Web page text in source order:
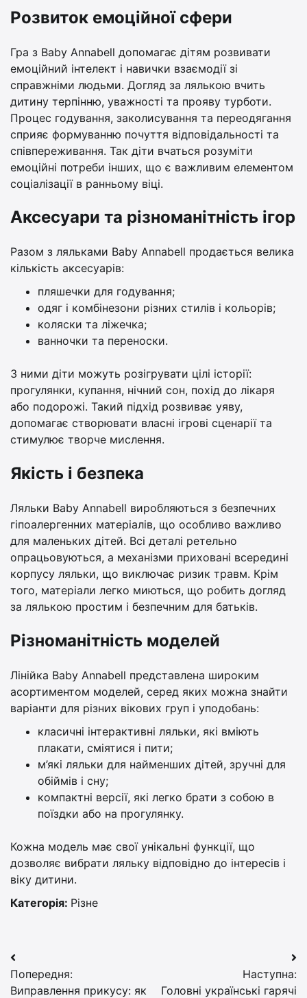
Розвиток емоційної сфери
Гра з Baby Annabell допомагає дітям розвивати
емоційний інтелект і навички взаємодії зі
справжніми людьми. Догляд за лялькою вчить
дитину терпінню, уважності та прояву турботи.
Процес годування, заколисування та переодягання
сприяє формуванню почуття відповідальності та
співпереживання. Так діти вчаться розуміти
емоційні потреби інших, що є важливим елементом
соціалізації в ранньому віці.
Аксесуари та різноманітність ігор
Разом з ляльками Baby Annabell продається велика
кількість аксесуарів:
пляшечки для годування;
одяг і комбінезони різних стилів і кольорів;
коляски та ліжечка;
ванночки та переноски.
З ними діти можуть розігрувати цілі історії:
прогулянки, купання, нічний сон, похід до лікаря
або подорожі. Такий підхід розвиває уяву,
допомагає створювати власні ігрові сценарії та
стимулює творче мислення.
Якість і безпека
Ляльки Baby Annabell виробляються з безпечних
гіпоалергенних матеріалів, що особливо важливо
для маленьких дітей. Всі деталі ретельно
опрацьовуються, а механізми приховані всередині
корпусу ляльки, що виключає ризик травм. Крім
того, матеріали легко миються, що робить догляд
за лялькою простим і безпечним для батьків.
Різноманітність моделей
Лінійка Baby Annabell представлена широким
асортиментом моделей, серед яких можна знайти
варіанти для різних вікових груп і уподобань:
класичні інтерактивні ляльки, які вміють
плакати, сміятися і пити;
м’які ляльки для найменших дітей, зручні для
обіймів і сну;
компактні версії, які легко брати з собою в
поїздки або на прогулянку.
Кожна модель має свої унікальні функції, що
дозволяє вибрати ляльку відповідно до інтересів і
віку дитини.
Категорія: Різне
Навігація
записів
Попередня:
Виправлення прикусу: як
Наступна:
Головні українські гарячі